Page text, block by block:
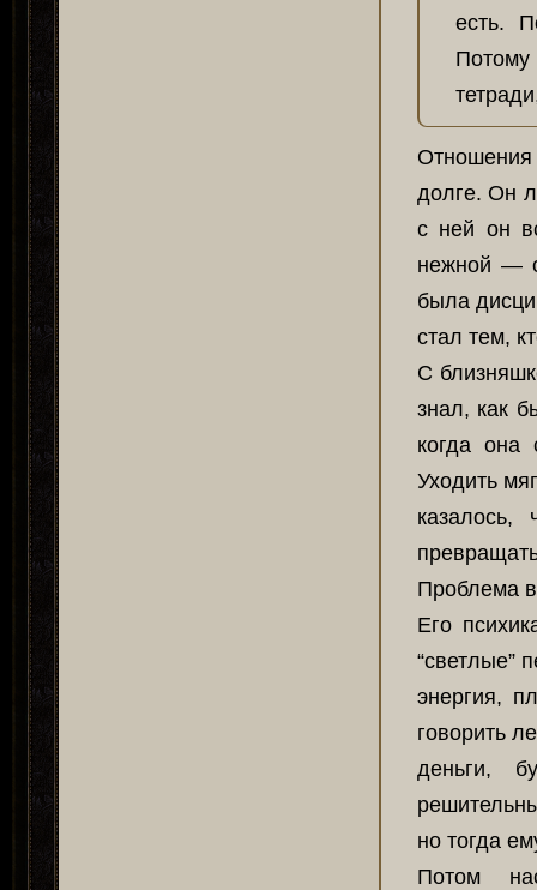
есть.
долге. Он
с ней он
нежной —
была
стал тем,
С
знал, как
когда она
Уходить
Проблема
Его
“светлые”
энергия,
говорить
деньги,
но тогда
Потом